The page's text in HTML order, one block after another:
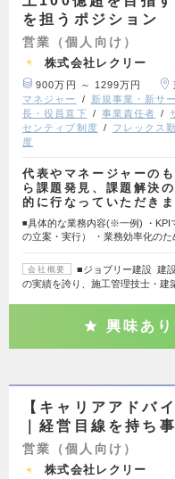
を担うポジション
営業（個人向け）
株式会社レクリー
900万円 ～ 1299万円
マネジャー
新規事業・新サ
長・役員直下
事業責任者
センティブ制度
フレックス
度
代表やマネージャーの
ら課題発見、課題解決
的に行なっていただき
◾️具体的な業務内容(※一例) ・
の立案・実行） ・業務効率化の
会社概要
■ジョブリー建設 建
の実績を誇り、施工管理技士・
興味あり
【キャリアアドバ
｜経営目線を持ち
営業（個人向け）
株式会社レクリー